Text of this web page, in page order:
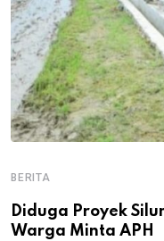
BERITA
Diduga Proyek
Warga Minta APH